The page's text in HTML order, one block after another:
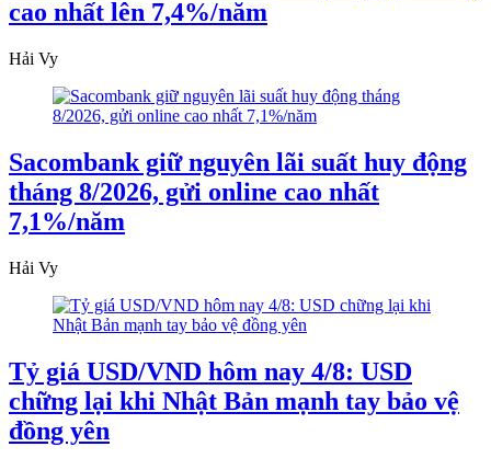
cao nhất lên 7,4%/năm
Hải Vy
Sacombank giữ nguyên lãi suất huy động
tháng 8/2026, gửi online cao nhất
7,1%/năm
Hải Vy
Tỷ giá USD/VND hôm nay 4/8: USD
chững lại khi Nhật Bản mạnh tay bảo vệ
đồng yên